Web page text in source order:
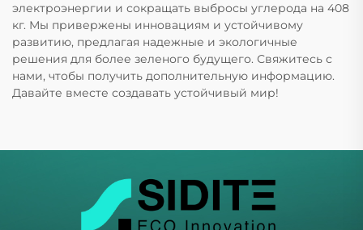
электроэнергии и сокращать выбросы углерода на 408
кг. Мы привержены инновациям и устойчивому
развитию, предлагая надежные и экологичные
решения для более зеленого будущего. Свяжитесь с
нами, чтобы получить дополнительную информацию.
Давайте вместе создавать устойчивый мир!